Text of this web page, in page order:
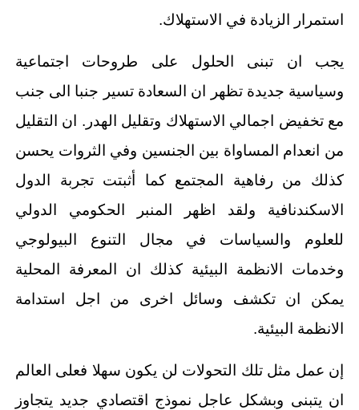
استمرار الزيادة في الاستهلاك.
يجب ان تبنى الحلول على طروحات اجتماعية
وسياسية جديدة تظهر ان السعادة تسير جنبا الى جنب
مع تخفيض اجمالي الاستهلاك وتقليل الهدر. ان التقليل
من انعدام المساواة بين الجنسين وفي الثروات يحسن
كذلك من رفاهية المجتمع كما أثبتت تجربة الدول
الاسكندنافية ولقد اظهر المنبر الحكومي الدولي
للعلوم والسياسات في مجال التنوع البيولوجي
وخدمات الانظمة البيئية كذلك ان المعرفة المحلية
يمكن ان تكشف وسائل اخرى من اجل استدامة
الانظمة البيئية.
إن عمل مثل تلك التحولات لن يكون سهلا فعلى العالم
ان يتبنى وبشكل عاجل نموذج اقتصادي جديد يتجاوز